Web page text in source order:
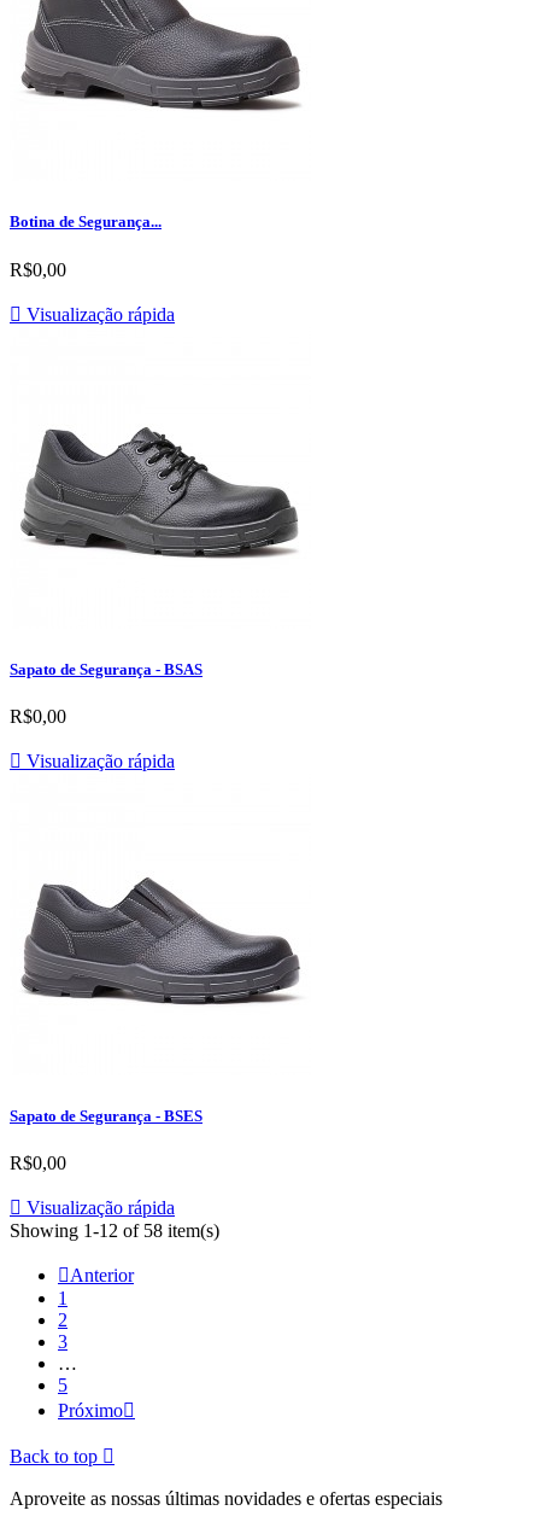
Botina de Segurança...
R$0,00
 Visualização rápida
Sapato de Segurança - BSAS
R$0,00
 Visualização rápida
Sapato de Segurança - BSES
R$0,00
 Visualização rápida
Showing 1-12 of 58 item(s)
Anterior
1
2
3
…
5
Próximo
Back to top 
Aproveite as nossas últimas novidades e ofertas especiais